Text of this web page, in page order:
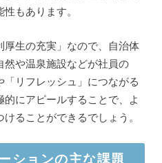
もあります。
生の充実」なので、自治体
然や温泉施設などが社員の
「リフレッシュ」につながる
にアピールすることで、よ
ることができるでしょう。
ションの主な課題